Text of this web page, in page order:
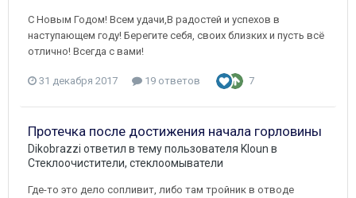
С Новым Годом! Всем удачи,В радостей и успехов в
наступающем году! Берегите себя, своих близких и пусть всё
отлично! Всегда с вами!
31 декабря 2017 19 ответов 7
Протечка после достижения начала горловины
Dikobrazzi ответил в тему пользователя Kloun в
Стеклоочистители, стеклоомыватели
Где-то это дело сопливит, либо там тройник в отводе